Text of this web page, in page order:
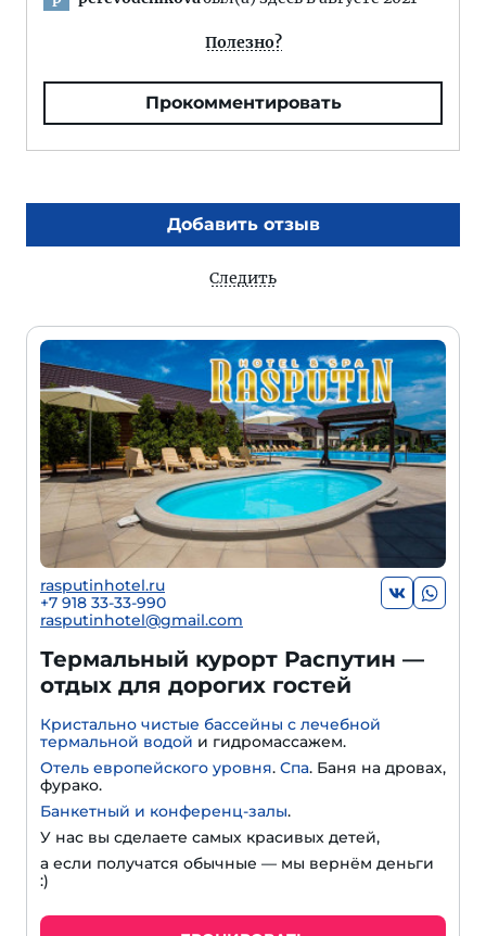
Полезно?
Прокомментировать
Добавить отзыв
Следить
rasputinhotel.ru
+7 918 33-33-990
rasputinhotel@gmail.com
Термальный курорт Распутин —
отдых для дорогих гостей
Кристально чистые бассейны с лечебной
термальной водой и гидромассажем.
Отель европейского уровня. Спа. Баня на дровах,
фурако.
Банкетный и конференц-залы.
У нас вы сделаете самых красивых детей,
а если получатся обычные — мы вернём деньги
:)